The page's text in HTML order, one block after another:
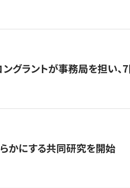
グラントが事務局を担い
かにする共同研究を開始